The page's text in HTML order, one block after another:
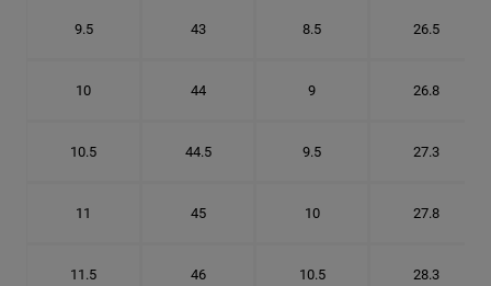
9.5 43 8.5 26.5
10 44 9 26.8
10.5 44.5 9.5 27.3
11 45 10 27.8
11.5 46 10.5 28.3